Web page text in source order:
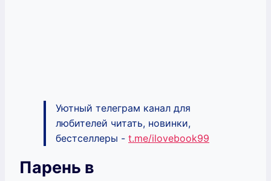
Уютный телеграм канал для
любителей читать, новинки,
бестселлеры - t.me/ilovebook99
Парень в